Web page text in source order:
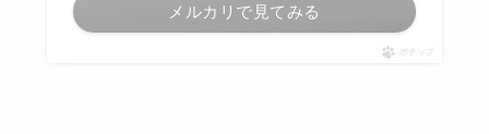
メルカリで見てみる
ポチップ